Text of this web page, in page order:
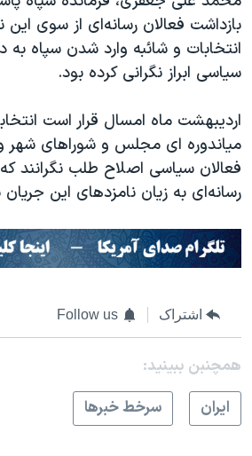
بازداشت فعالان رسانه‌ای از سوی این
انتخابات و شائبه وارد شدن سپاه
سیاسی ابراز نگرانی کرده بود.
اردیبهشت ماه امسال قرار است
میاندوره ای مجلس و شوراهای شهر و
فعالان سیاسی اصلاح طلب نگرانند
رسانه‌ای به زیان نامزدهای این
اشتراک Follow us
همچنبن ببینید:
ايران
سرخط خبرها